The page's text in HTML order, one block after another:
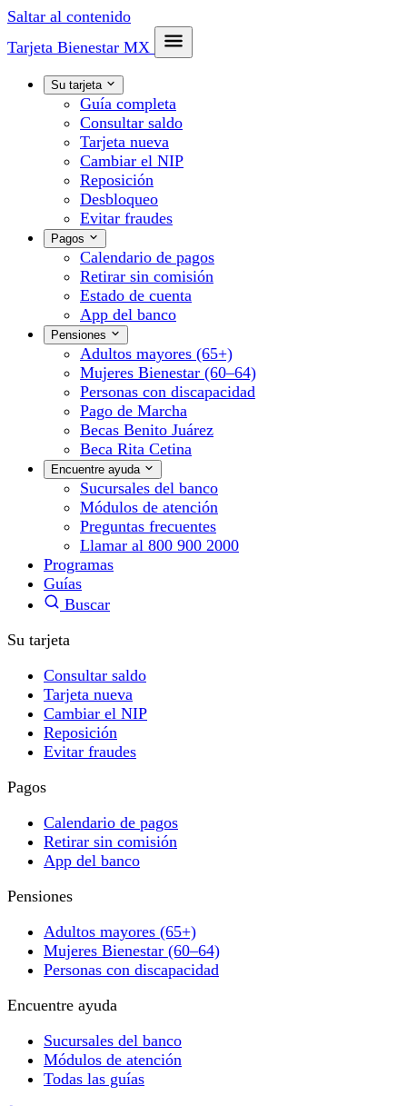
Saltar al contenido
Tarjeta Bienestar MX
Su tarjeta
Guía completa
Consultar saldo
Tarjeta nueva
Cambiar el NIP
Reposición
Desbloqueo
Evitar fraudes
Pagos
Calendario de pagos
Retirar sin comisión
Estado de cuenta
App del banco
Pensiones
Adultos mayores (65+)
Mujeres Bienestar (60–64)
Personas con discapacidad
Pago de Marcha
Becas Benito Juárez
Beca Rita Cetina
Encuentre ayuda
Sucursales del banco
Módulos de atención
Preguntas frecuentes
Llamar al 800 900 2000
Programas
Guías
Buscar
Su tarjeta
Consultar saldo
Tarjeta nueva
Cambiar el NIP
Reposición
Evitar fraudes
Pagos
Calendario de pagos
Retirar sin comisión
App del banco
Pensiones
Adultos mayores (65+)
Mujeres Bienestar (60–64)
Personas con discapacidad
Encuentre ayuda
Sucursales del banco
Módulos de atención
Todas las guías